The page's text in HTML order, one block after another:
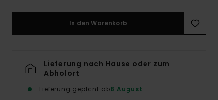
In den Warenkorb
Lieferung nach Hause oder zum
Abholort
Lieferung geplant ab8 August